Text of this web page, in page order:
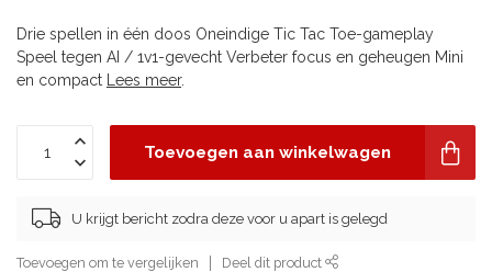
Drie spellen in één doos Oneindige Tic Tac Toe-gameplay
Speel tegen AI / 1v1-gevecht Verbeter focus en geheugen Mini
en compact
Lees meer.
Toevoegen aan winkelwagen
U krijgt bericht zodra deze voor u apart is gelegd
Toevoegen om te vergelijken Deel dit product